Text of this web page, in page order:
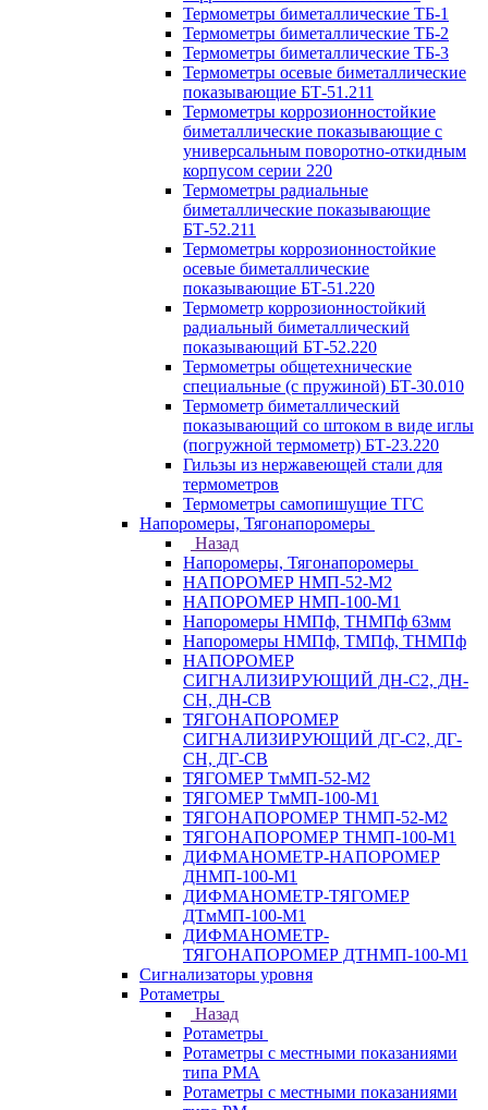
Термометры биметаллические ТБ-1
Термометры биметаллические ТБ-2
Термометры биметаллические ТБ-3
Термометры осевые биметаллические
показывающие БТ-51.211
Термометры коррозионностойкие
биметаллические показывающие с
универсальным поворотно-откидным
корпусом серии 220
Термометры радиальные
биметаллические показывающие
БТ-52.211
Термометры коррозионностойкие
осевые биметаллические
показывающие БТ-51.220
Термометр коррозионностойкий
радиальный биметаллический
показывающий БТ-52.220
Термометры общетехнические
специальные (с пружиной) БТ-30.010
Термометр биметаллический
показывающий со штоком в виде иглы
(погружной термометр) БТ-23.220
Гильзы из нержавеющей стали для
термометров
Термометры самопишущие ТГС
Напоромеры, Тягонапоромеры
Назад
Напоромеры, Тягонапоромеры
НАПОРОМЕР НМП-52-М2
НАПОРОМЕР НМП-100-М1
Напоромеры НМПф, ТНМПф 63мм
Напоромеры НМПф, ТМПф, ТНМПф
НАПОРОМЕР
СИГНАЛИЗИРУЮЩИЙ ДН-С2, ДН-
СН, ДН-СВ
ТЯГОНАПОРОМЕР
СИГНАЛИЗИРУЮЩИЙ ДГ-С2, ДГ-
СН, ДГ-СВ
ТЯГОМЕР ТмМП-52-М2
ТЯГОМЕР ТмМП-100-М1
ТЯГОНАПОРОМЕР ТНМП-52-М2
ТЯГОНАПОРОМЕР ТНМП-100-М1
ДИФМАНОМЕТР-НАПОРОМЕР
ДНМП-100-М1
ДИФМАНОМЕТР-ТЯГОМЕР
ДТмМП-100-М1
ДИФМАНОМЕТР-
ТЯГОНАПОРОМЕР ДТНМП-100-М1
Сигнализаторы уровня
Ротаметры
Назад
Ротаметры
Ротаметры с местными показаниями
типа РМА
Ротаметры с местными показаниями